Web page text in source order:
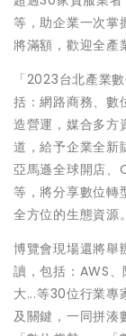
等，助企業一次掌
將滿額，歡迎全產
「2023台北產業
括：網路商務、數
造營運，媒合多方
道，給予企業全新
亞馬遜全球開店
等，將分享數位轉
全方位的生態資源。
博覽會現場還將舉
讀，包括：AWS
大...等30位行業專
及關鍵，一同拼湊